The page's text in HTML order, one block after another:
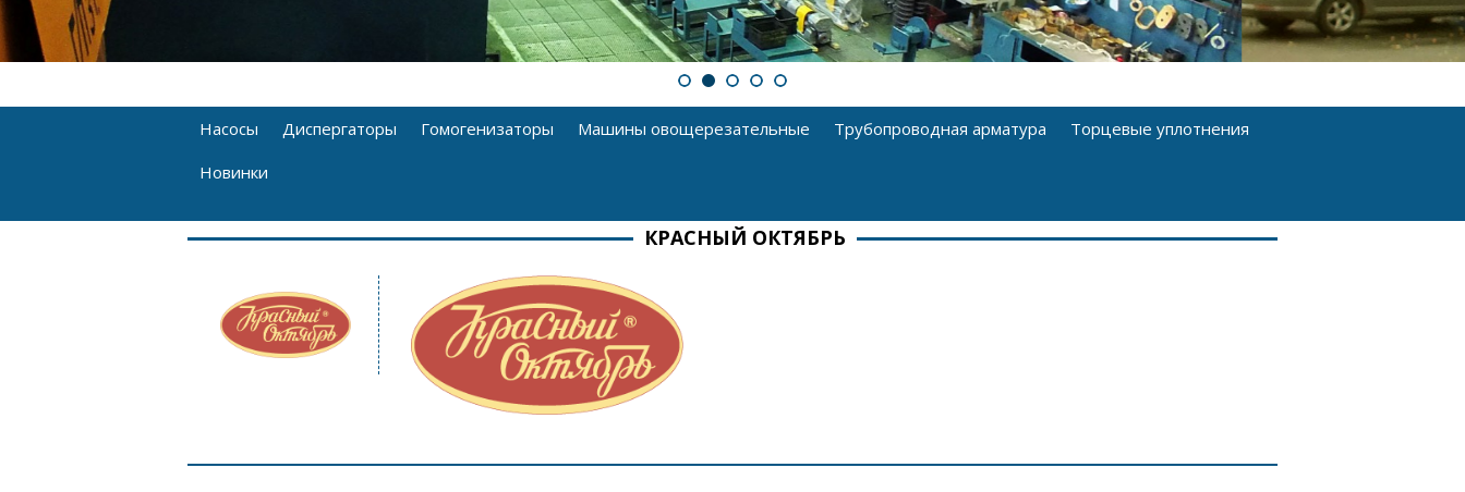
Насосы Диспергаторы Гомогенизаторы Машины овощерезательные Трубопроводная арматура
Торцевые уплотнения
Новинки
КРАСНЫЙ ОКТЯБРЬ